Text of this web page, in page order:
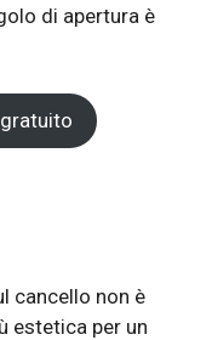
di apertura è
cancello non è
estetica per un